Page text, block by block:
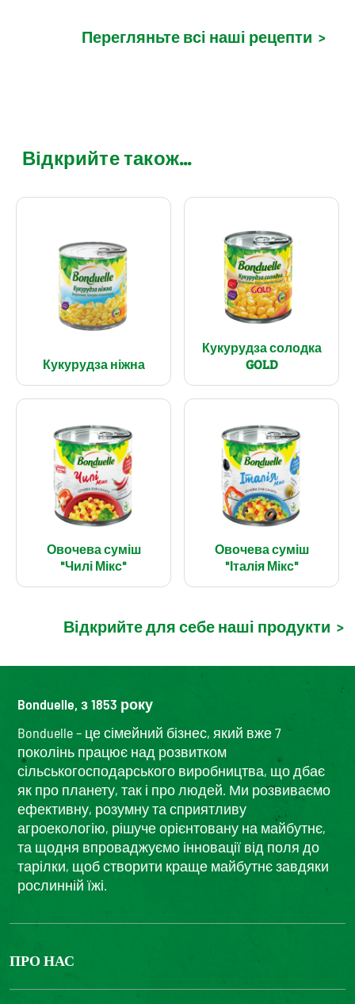
Перегляньте всі наші рецепти >
Відкрийте також...
Кукурудза ніжна
Кукурудза солодка
GOLD
Овочева суміш
"Чилі Мікс"
Овочева суміш
"Італія Мікс"
Відкрийте для себе наші продукти >
Bonduelle, з 1853 року
Bonduelle – це сімейний бізнес, який вже 7
поколінь працює над розвитком
сільськогосподарського виробництва, що дбає
як про планету, так і про людей. Ми розвиваємо
ефективну, розумну та сприятливу
агроекологію, рішуче орієнтовану на майбутнє,
та щодня впроваджуємо інновації від поля до
тарілки, щоб створити краще майбутнє завдяки
рослинній їжі.
ПРО НАС
The Bonduelle group